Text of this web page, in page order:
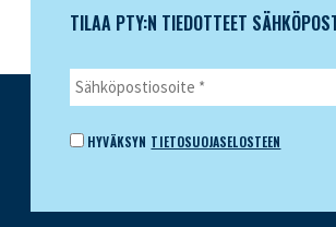
TILAA PTY:N TIEDOTTEET
HYVÄKSYN TIETOSUOJASELOSTEEN